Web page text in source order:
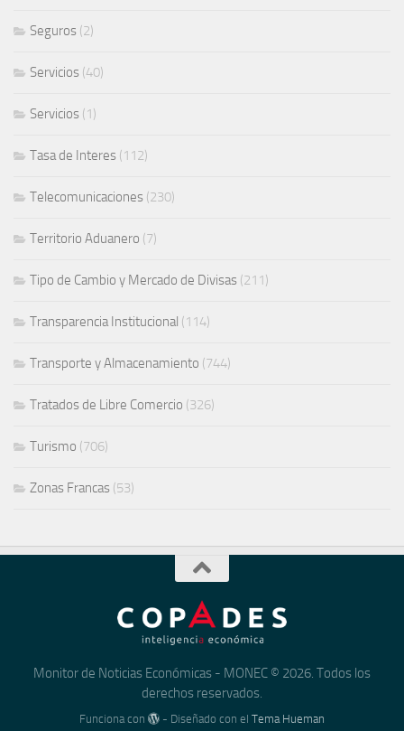
Seguros (2)
Servicios (40)
Servicios (1)
Tasa de Interes (112)
Telecomunicaciones (230)
Territorio Aduanero (7)
Tipo de Cambio y Mercado de Divisas (211)
Transparencia Institucional (114)
Transporte y Almacenamiento (744)
Tratados de Libre Comercio (326)
Turismo (706)
Zonas Francas (53)
Monitor de Noticias Económicas - MONEC © 2026. Todos los
derechos reservados.
Funciona con - Diseñado con elTema Hueman